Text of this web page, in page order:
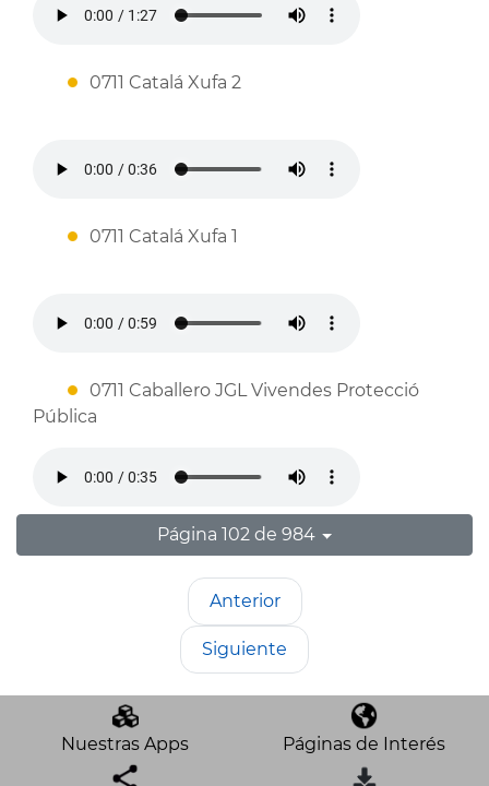
0711 Catalá Xufa 2
0711 Catalá Xufa 1
0711 Caballero JGL Vivendes Protecció
Pública
Página 102 de 984
Anterior
Siguiente
Nuestras Apps Páginas de Interés